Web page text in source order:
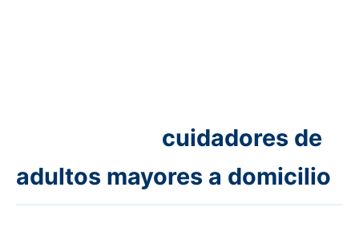
cuidadores de
adultos mayores a domicilio